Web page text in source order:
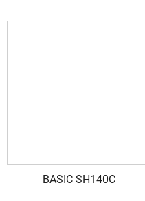
BASIC SH140C